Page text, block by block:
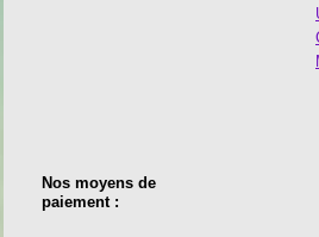
Nos moyens de
paiement :